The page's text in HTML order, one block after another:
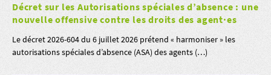
Décret sur les Autorisations spéciales d’absence : une
nouvelle offensive contre les droits des agent·es
Le décret 2026-604 du 6 juillet 2026 prétend « harmoniser » les
autorisations spéciales d’absence (ASA) des agents (…)